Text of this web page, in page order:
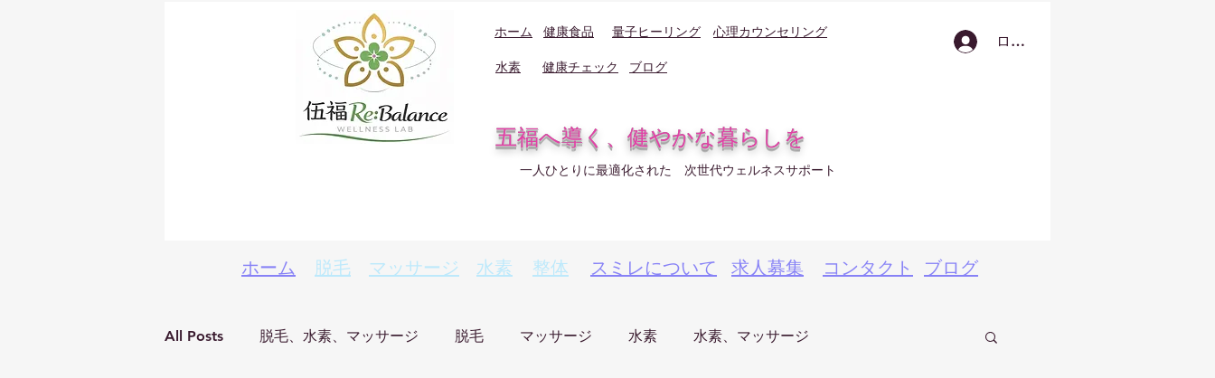
ホーム 健康食品 量子ヒーリング 心理カウンセリング
水素 健康チェック ブログ
五福へ導く、健やかな暮らしを
一人ひとりに最適化された 次世代ウェルネスサポート
ログイン
ホーム 脱毛 マッサージ 水素 整体 スミレについて 求人募集 コンタクト ブログ
All Posts 脱毛、水素、マッサージ 脱毛 マッサージ 水素 水素、マッサージ